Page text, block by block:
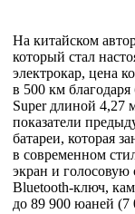
На китайском
который стал
электрокар, цена
в 500 км
Super длиной 4,27
показатели
батареи, которая
в современном
экран и
Bluetooth-ключ,
до 89 900 юаней (7